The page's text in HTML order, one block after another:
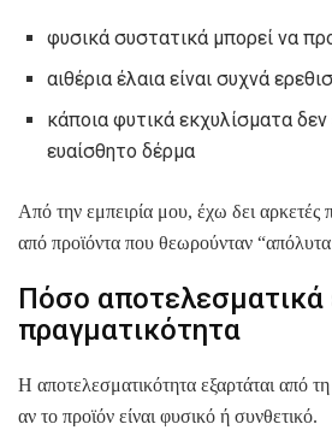
φυσικά συστατικά μπορεί να
αιθέρια έλαια είναι συχνά
κάποια φυτικά εκχυλίσματα δεν
ευαίσθητο δέρμα
Από την εμπειρία μου, έχω δει αρκετές
από προϊόντα που θεωρούνταν
Πόσο αποτελεσματικά
πραγματικότητα
Η αποτελεσματικότητα εξαρτάται από
αν το προϊόν είναι φυσικό ή συνθετικό.